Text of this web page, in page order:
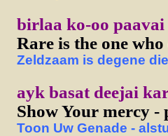
birlaa ko-oo paavai
Rare is the one
Zeldzaam is degene
ayk basat deejai
Show Your mercy -
Toon Uw Genade -